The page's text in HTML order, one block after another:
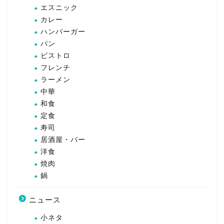
エスニック
カレー
ハンバーガー
パン
ビストロ
フレンチ
ラーメン
中華
和食
定食
寿司
居酒屋・バー
洋食
焼肉
鍋
ニュース
小ネタ